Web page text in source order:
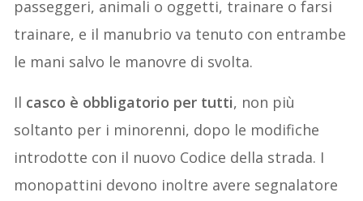
passeggeri, animali o oggetti, trainare o farsi
trainare, e il manubrio va tenuto con entrambe
le mani salvo le manovre di svolta.
Il casco è obbligatorio per tutti, non più
soltanto per i minorenni, dopo le modifiche
introdotte con il nuovo Codice della strada. I
monopattini devono inoltre avere segnalatore